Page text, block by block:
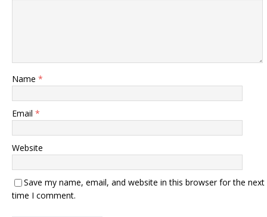
Name *
Email *
Website
Save my name, email, and website in this browser for the next
time I comment.